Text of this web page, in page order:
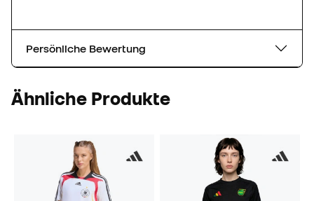
Persönliche Bewertung
Ähnliche Produkte